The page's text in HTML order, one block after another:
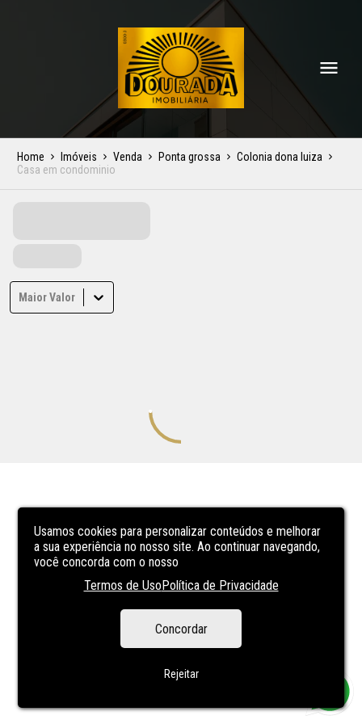
Usamos cookies para personalizar conteúdos e melhorar
a sua experiência no nosso site. Ao continuar navegando,
você concorda com o nosso
Termos de UsoPolítica de Privacidade
Concordar
Rejeitar
Home Imóveis Venda Ponta grossa
Colonia dona luiza
Casa em condominio
Maior Valor